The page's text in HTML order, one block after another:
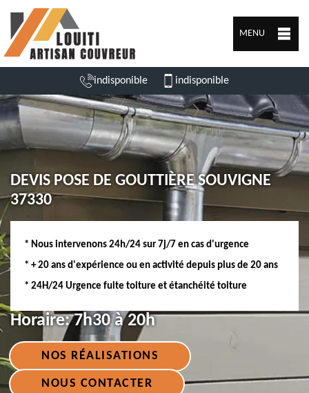
MENU
indisponible indisponible
DEVIS POSE DE GOUTTIÈRE SOUVIGNE
37330
* Nous intervenons 24h/24 sur 7j/7 en cas d'urgence
* + 20 ans d'expérience ou en activité depuis plus de 20 ans
* 24H/24 Urgence fuite toiture et étanchéité toiture
Horaire:7h30 à 20h
NOS RÉALISATIONS
NOUS CONTACTER